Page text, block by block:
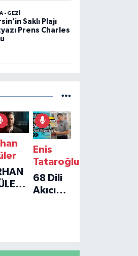
- GEZI
Saklı Plajı
Prens Charles
Enis
Tataroğlu
68 Dili
Akıcı